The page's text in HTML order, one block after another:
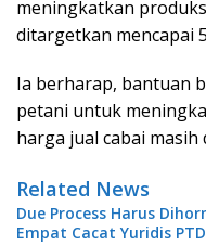
meningkatkan
ditargetkan mencapai
Ia berharap, bantuan
petani untuk
harga jual cabai
Related News
Due Process Harus
Empat Cacat Yuridis